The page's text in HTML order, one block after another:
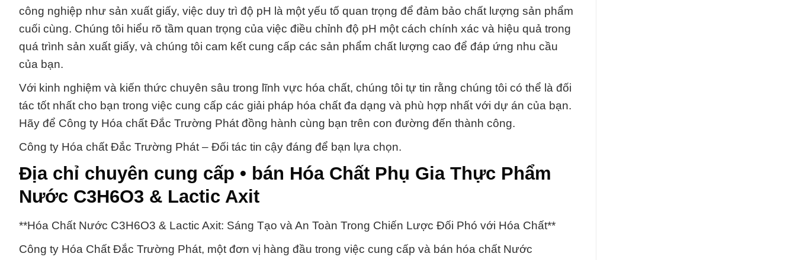
công nghiệp như sản xuất giấy, việc duy trì độ pH là một yếu tố quan trọng để đảm bảo chất lượng sản phẩm
cuối cùng. Chúng tôi hiểu rõ tầm quan trọng của việc điều chỉnh độ pH một cách chính xác và hiệu quả trong
quá trình sản xuất giấy, và chúng tôi cam kết cung cấp các sản phẩm chất lượng cao để đáp ứng nhu cầu
của bạn.
Với kinh nghiệm và kiến thức chuyên sâu trong lĩnh vực hóa chất, chúng tôi tự tin rằng chúng tôi có thể là đối
tác tốt nhất cho bạn trong việc cung cấp các giải pháp hóa chất đa dạng và phù hợp nhất với dự án của bạn.
Hãy để Công ty Hóa chất Đắc Trường Phát đồng hành cùng bạn trên con đường đến thành công.
Công ty Hóa chất Đắc Trường Phát – Đối tác tin cậy đáng để bạn lựa chọn.
Địa chỉ chuyên cung cấp • bán Hóa Chất Phụ Gia Thực Phẩm
Nước C3H6O3 & Lactic Axit
**Hóa Chất Nước C3H6O3 & Lactic Axit: Sáng Tạo và An Toàn Trong Chiến Lược Đối Phó với Hóa Chất**
Công ty Hóa Chất Đắc Trường Phát, một đơn vị hàng đầu trong việc cung cấp và bán hóa chất Nước